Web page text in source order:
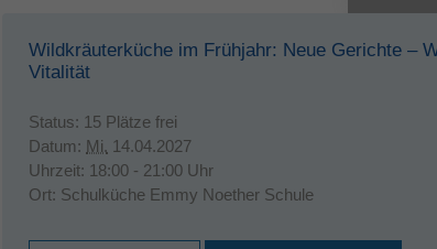
Wildkräuterküche im Frühjahr: Neue Gerichte –
Vitalität
Status: 15 Plätze frei
Datum: Mi. 14.04.2027
Uhrzeit: 18:00 - 21:00 Uhr
Ort: Schulküche Emmy Noether Schule